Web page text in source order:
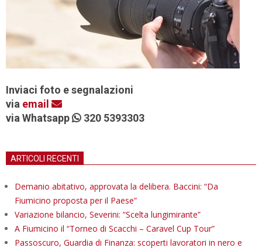
Inviaci foto e segnalazioni
via email
via Whatsapp
320 5393303
ARTICOLI RECENTI
Demanio abitativo, approvata la delibera. Baccini: “Da
Fiumicino proposta per il Paese”
Variazione bilancio, Severini: “Scelta lungimirante”
A Fiumicino il “Torneo di Scacchi – Caravel Cup Tour”
Passoscuro, Guardia di Finanza: scoperti lavoratori in nero e